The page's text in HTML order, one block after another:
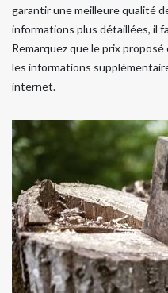
garantir une meilleure qualité
informations plus détaillées, il
Remarquez que le prix
les informations
internet.